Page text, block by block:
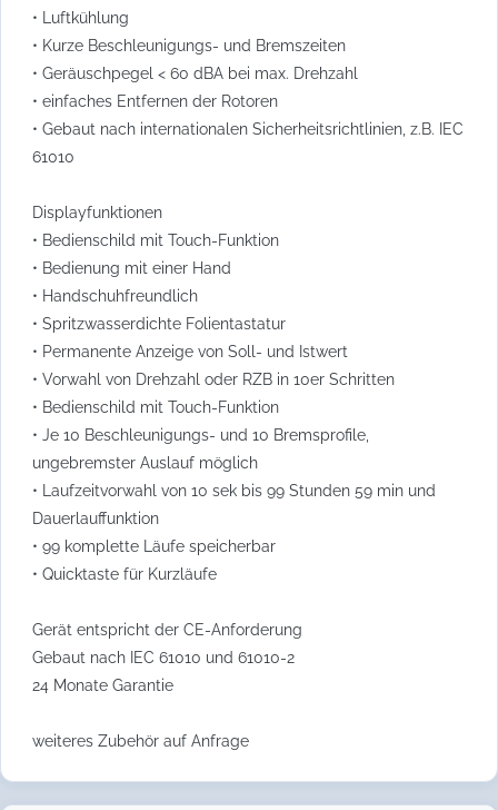
• Luftkühlung
• Kurze Beschleunigungs- und Bremszeiten
• Geräuschpegel < 60 dBA bei max. Drehzahl
• einfaches Entfernen der Rotoren
• Gebaut nach internationalen Sicherheitsrichtlinien, z.B. IEC
61010
Displayfunktionen
• Bedienschild mit Touch-Funktion
• Bedienung mit einer Hand
• Handschuhfreundlich
• Spritzwasserdichte Folientastatur
• Permanente Anzeige von Soll- und Istwert
• Vorwahl von Drehzahl oder RZB in 10er Schritten
• Bedienschild mit Touch-Funktion
• Je 10 Beschleunigungs- und 10 Bremsprofile,
ungebremster Auslauf möglich
• Laufzeitvorwahl von 10 sek bis 99 Stunden 59 min und
Dauerlauffunktion
• 99 komplette Läufe speicherbar
• Quicktaste für Kurzläufe
Gerät entspricht der CE-Anforderung
Gebaut nach IEC 61010 und 61010-2
24 Monate Garantie
weiteres Zubehör auf Anfrage